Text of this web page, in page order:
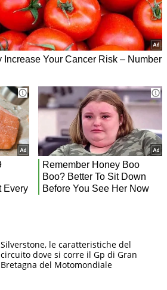
Silverstone, le caratteristiche del
circuito dove si corre il Gp di Gran
Bretagna del Motomondiale